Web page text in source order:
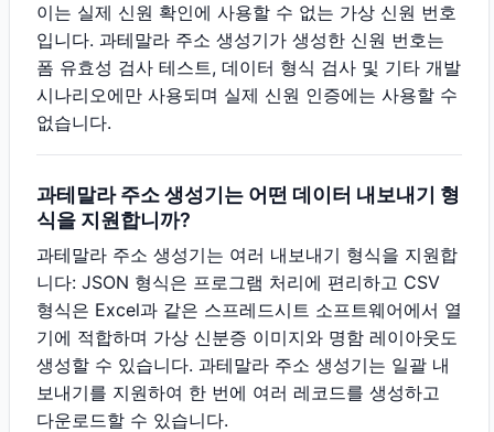
이는 실제 신원 확인에 사용할 수 없는 가상 신원 번호
입니다. 과테말라 주소 생성기가 생성한 신원 번호는
폼 유효성 검사 테스트, 데이터 형식 검사 및 기타 개발
시나리오에만 사용되며 실제 신원 인증에는 사용할 수
없습니다.
과테말라 주소 생성기는 어떤 데이터 내보내기 형
식을 지원합니까?
과테말라 주소 생성기는 여러 내보내기 형식을 지원합
니다: JSON 형식은 프로그램 처리에 편리하고 CSV
형식은 Excel과 같은 스프레드시트 소프트웨어에서 열
기에 적합하며 가상 신분증 이미지와 명함 레이아웃도
생성할 수 있습니다. 과테말라 주소 생성기는 일괄 내
보내기를 지원하여 한 번에 여러 레코드를 생성하고
다운로드할 수 있습니다.